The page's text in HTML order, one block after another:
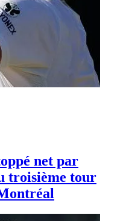
net par
troisième tour